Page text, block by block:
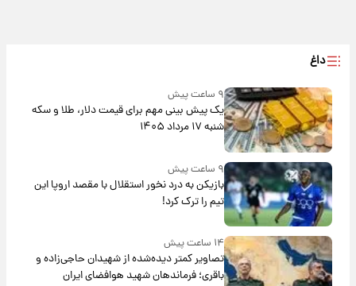
داغ
۹ ساعت پیش
یک پیش ‌بینی مهم برای قیمت دلار، طلا و سکه
شنبه ۱۷ مرداد ۱۴۰۵
۹ ساعت پیش
بازیکن به درد نخور استقلال با مقصد اروپا این
تیم را ترک کرد!
۱۴ ساعت پیش
تصاویر کمتر دیده‌شده از شهیدان حاجی‌زاده و
باقری؛ فرماندهان شهید هوافضای ایران